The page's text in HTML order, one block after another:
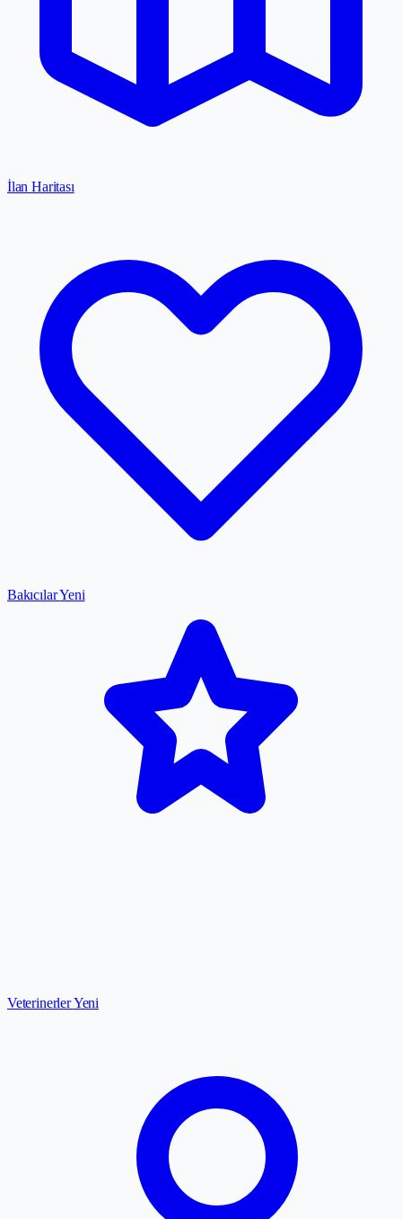
İlan Haritası
BakıcılarYeni
VeterinerlerYeni